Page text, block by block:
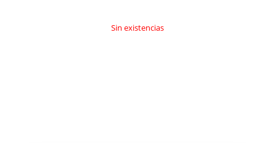
Sin existencias